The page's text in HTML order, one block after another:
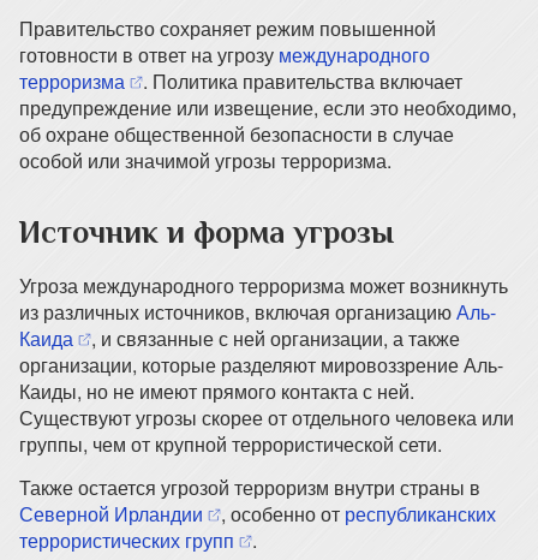
Правительство сохраняет режим повышенной
готовности в ответ на угрозу международного
терроризма(opens in a new tab)
. Политика правительства включает
предупреждение или извещение, если это необходимо,
об охране общественной безопасности в случае
особой или значимой угрозы терроризма.
Источник и форма угрозы
Угроза международного терроризма может возникнуть
из различных источников, включая организациюАль-
Каида(opens in a new tab)
, и связанные с ней организации, а также
организации, которые разделяют мировоззрение Аль-
Каиды, но не имеют прямого контакта с ней.
Существуют угрозы скорее от отдельного человека или
группы, чем от крупной террористической сети.
Также остается угрозой терроризм внутри страны в
Северной Ирландии (opens in a new tab)
, особенно от республиканских
террористических групп (opens in a new tab)
.